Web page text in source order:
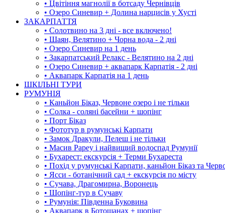
• Цвітіння магнолії в ботсаду Чернівців
• Озеро Синевир + Долина нарцисів у Хусті
ЗАКАРПАТТЯ
• Солотвино на 3 дні - все включено!
• Шаян, Велятино + Чорна вода - 2 дні
• Озеро Синевир на 1 день
• Закарпатський Релакс - Велятино на 2 дні
• Озеро Синевир + аквапарк Карпатія - 2 дні
• Аквапарк Карпатія на 1 день
ШКІЛЬНІ ТУРИ
РУМУНІЯ
• Каньйон Біказ, Червоне озеро і не тільки
• Солка - соляні басейни + шопінг
• Порт Біказ
• Фототур в румунські Карпати
• Замок Дракули, Пелеш і не тільки
• Масив Рареу і найвищий водоспад Румунії
• Бухарест: екскурсія + Терми Бухареста
• Похід у румунські Карпати, каньйон Біказ та
• Ясси - ботанічний сад + екскурсія по місту
• Сучава, Драгомирна, Воронець
• Шопінг-тур в Сучаву
• Румунія: Південна Буковина
• Аквапарк в Ботошанах + шопінг